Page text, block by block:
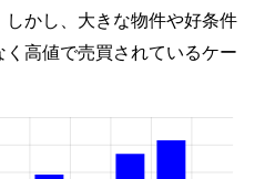
かし、大きな物件や好条件
高値で売買されているケー